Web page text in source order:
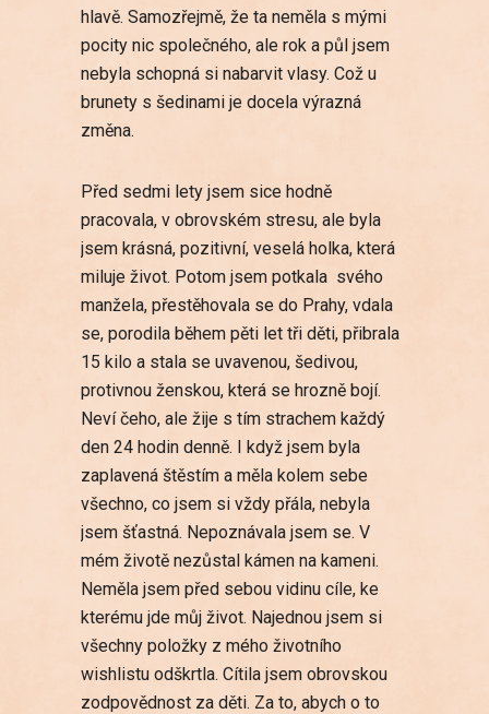
hlavě. Samozřejmě, že ta neměla s mými
pocity nic společného, ale rok a půl jsem
nebyla schopná si nabarvit vlasy. Což u
brunety s šedinami je docela výrazná
změna.
Před sedmi lety jsem sice hodně
pracovala, v obrovském stresu, ale byla
jsem krásná, pozitivní, veselá holka, která
miluje život. Potom jsem potkala svého
manžela, přestěhovala se do Prahy, vdala
se, porodila během pěti let tři děti, přibrala
15 kilo a stala se uvavenou, šedivou,
protivnou ženskou, která se hrozně bojí.
Neví čeho, ale žije s tím strachem každý
den 24 hodin denně. I když jsem byla
zaplavená štěstím a měla kolem sebe
všechno, co jsem si vždy přála, nebyla
jsem šťastná. Nepoznávala jsem se. V
mém životě nezůstal kámen na kameni.
Neměla jsem před sebou vidinu cíle, ke
kterému jde můj život. Najednou jsem si
všechny položky z mého životního
wishlistu odškrtla. Cítila jsem obrovskou
zodpovědnost za děti. Za to, abych o to